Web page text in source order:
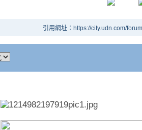
引用網址：https://city.udn.com/